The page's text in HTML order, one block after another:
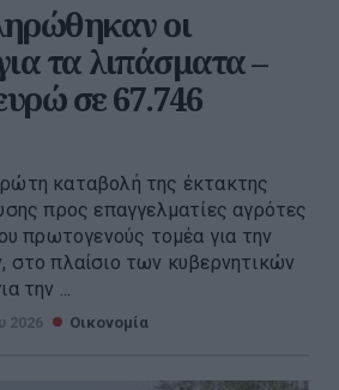
οι
τα λιπάσματα –
σε 67.746
καταβολή της έκτακτης
προς επαγγελματίες αγρότες
πρωτογενούς τομέα για την
στο πλαίσιο των κυβερνητικών
την ...
2026 Οικονομία